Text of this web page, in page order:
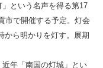
という名声を得る第17
市で開催する予定。灯会
から明かりを灯す。展期
年「南国の灯城」とい